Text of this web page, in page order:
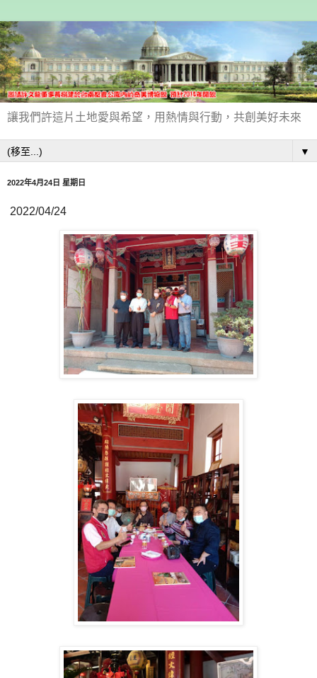
讓我們許這片土地愛與希望，用熱情與行動，共創美好未來
▼
2022年4月24日 星期日
2022/04/24